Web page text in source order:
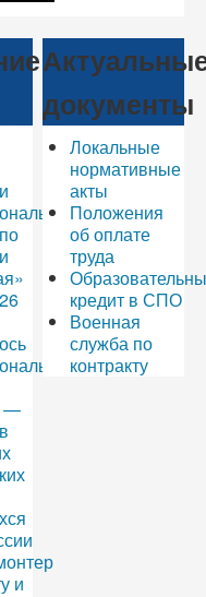
—
и
документы
Локальные
нормативные
акты
Положения
об оплате
труда
кредит в СПО
Военная
служба по
контракту